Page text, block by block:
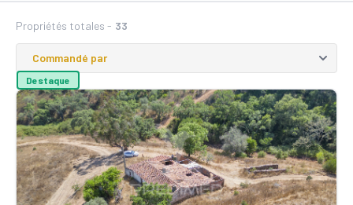
Propriétés totales - 33
Destaque